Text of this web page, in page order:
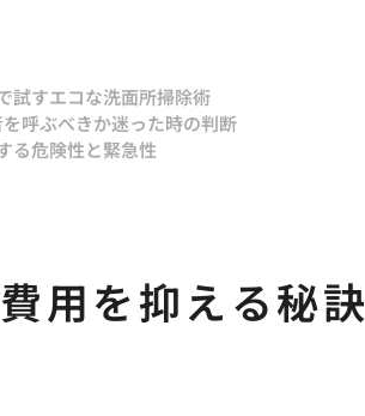
試すエコな洗面所掃除術
呼ぶべきか迷った時の判断
る危険性と緊急性
用を抑える秘訣